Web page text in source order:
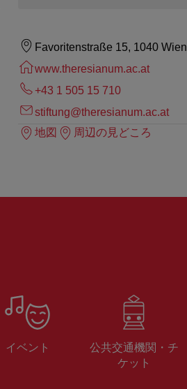
Favoritenstraße 15, 1040 Wien
www.theresianum.ac.at
+43 1 505 15 710
stiftung@theresianum.ac.at
地図
周辺の見どころ
イベント
公共交通機関・チ
ケット